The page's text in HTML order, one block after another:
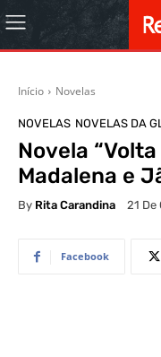
Início Novelas
NOVELAS NOVELAS DA
Novela
Madalena e
By Rita Carandina 21
Facebook